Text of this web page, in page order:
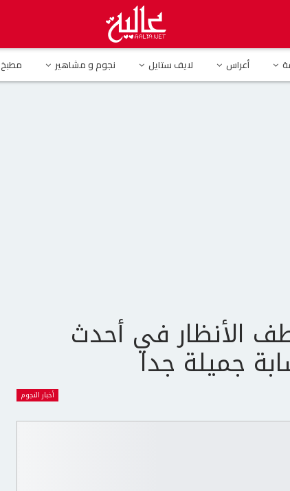
أعراس لايف ستايل نجوم و مشاهير مطبخ
تخطف الأنظار في أحدث ظهور لها.. أصبحت شابة جميلة جدا
الأنظار في أحدث
جميلة جدا
أخبار النجوم